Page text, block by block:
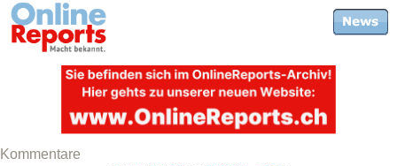
Kommentare